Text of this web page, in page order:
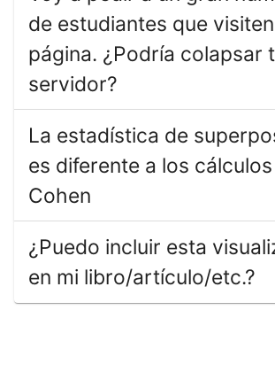
de estudiantes que
página. ¿Podría colapsar
servidor?
La estadística de
es diferente a los
Cohen
¿Puedo incluir esta
en mi libro/artículo/etc.?